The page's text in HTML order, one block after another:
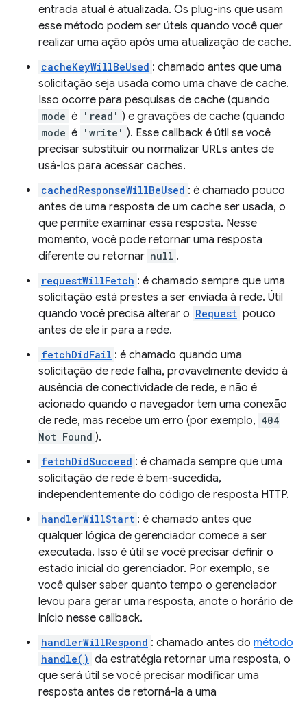
entrada atual é atualizada. Os plug-ins que usam
esse método podem ser úteis quando você quer
realizar uma ação após uma atualização de cache.
cacheKeyWillBeUsed : chamado antes que uma
solicitação seja usada como uma chave de cache.
Isso ocorre para pesquisas de cache (quando
mode é 'read' ) e gravações de cache (quando
mode é 'write' ). Esse callback é útil se você
precisar substituir ou normalizar URLs antes de
usá-los para acessar caches.
cachedResponseWillBeUsed : é chamado pouco
antes de uma resposta de um cache ser usada, o
que permite examinar essa resposta. Nesse
momento, você pode retornar uma resposta
diferente ou retornar null .
requestWillFetch : é chamado sempre que uma
solicitação está prestes a ser enviada à rede. Útil
quando você precisa alterar o Request pouco
antes de ele ir para a rede.
fetchDidFail : é chamado quando uma
solicitação de rede falha, provavelmente devido à
ausência de conectividade de rede, e não é
acionado quando o navegador tem uma conexão
de rede, mas recebe um erro (por exemplo, 404
Not Found ).
fetchDidSucceed : é chamada sempre que uma
solicitação de rede é bem-sucedida,
independentemente do código de resposta HTTP.
handlerWillStart : é chamado antes que
qualquer lógica de gerenciador comece a ser
executada. Isso é útil se você precisar definir o
estado inicial do gerenciador. Por exemplo, se
você quiser saber quanto tempo o gerenciador
levou para gerar uma resposta, anote o horário de
início nesse callback.
handlerWillRespond : chamado antes do método
handle() da estratégia retornar uma resposta, o
que será útil se você precisar modificar uma
resposta antes de retorná-la a uma